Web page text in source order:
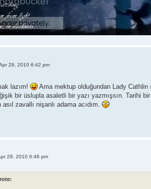
29, 2010 6:42 pm
lazım!
Ama mektup olduğundan Lady Cathlin
bir üslupla asaletli bir yazı yazmışsın. Tarihi
zavallı nişanlı adama acıdım.
29, 2010 6:46 pm